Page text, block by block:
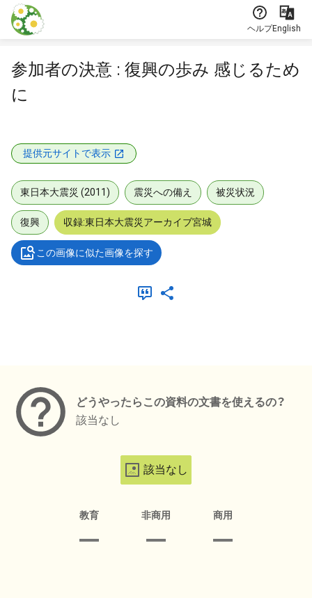
本文に飛ぶ
ヘルプEnglish
参加者の決意 : 復興の歩み 感じるため
に
提供元サイトで表示
東日本大震災 (2011) 震災への備え 被災状況
復興 収録:東日本大震災アーカイブ宮城
この画像に似た画像を探す
どうやったらこの資料の文書を使えるの？
該当なし
該当なし
教育 非商用 商用